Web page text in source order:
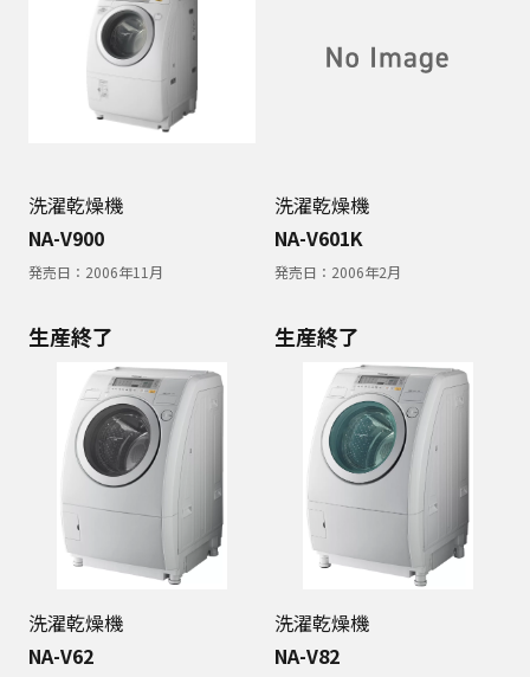
洗濯乾燥機
NA-V900
発売日： 2006年11月
洗濯乾燥機
NA-V601K
発売日： 2006年2月
生産終了
洗濯乾燥機
NA-V62
生産終了
洗濯乾燥機
NA-V82